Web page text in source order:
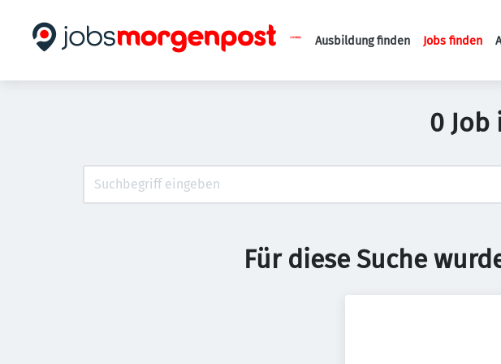
Ausbildung finden Jobs finden
0
Für diese Suche